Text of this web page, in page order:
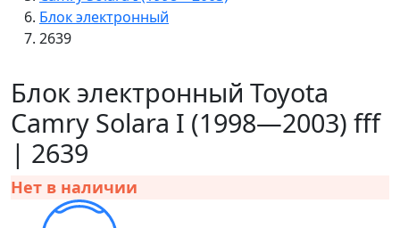
Блок электронный
2639
Блок электронный Toyota
Camry Solara I (1998—2003) fff
| 2639
Нет в наличии